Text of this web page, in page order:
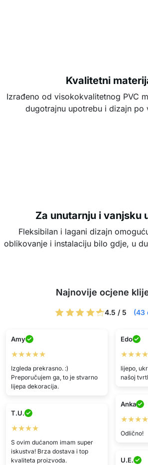
Kvalitetni
Izrađeno od visokokvalitetnog PVC
dugotrajnu upotrebu i dizajn po
Za unutarnju i vanjsku
Fleksibilan i lagani dizajn
oblikovanje i instalaciju bilo gdje, u
Najnovije ocjene
4.5 / 5 (43
Amy
★★★★★
Izgleda prekrasno. :)
Preporučujem ga, to je stvarno
lijepa dekoracija.
Edo
lijepo,
našoj
Anka
Odlično!
T.U.
★★★★
S ovim dućanom imam super
iskustva! Brza dostava i top
kvaliteta proizvoda.
U.E.